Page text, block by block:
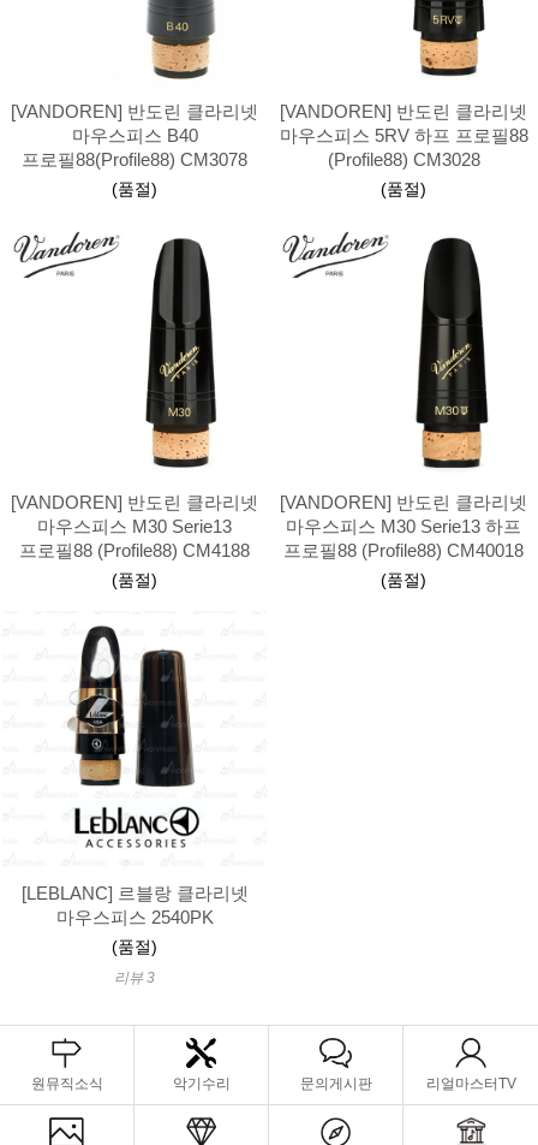
[VANDOREN] 반도린 클라리넷
마우스피스 B40
프로필88(Profile88) CM3078
(품절)
[VANDOREN] 반도린 클라리넷
마우스피스 5RV 하프 프로필88
(Profile88) CM3028
(품절)
[VANDOREN] 반도린 클라리넷
마우스피스 M30 Serie13
프로필88 (Profile88) CM4188
(품절)
[VANDOREN] 반도린 클라리넷
마우스피스 M30 Serie13 하프
프로필88 (Profile88) CM40018
(품절)
[LEBLANC] 르블랑 클라리넷
마우스피스 2540PK
(품절)
리뷰 3
원뮤직소식 악기수리 문의게시판 리얼마스터TV